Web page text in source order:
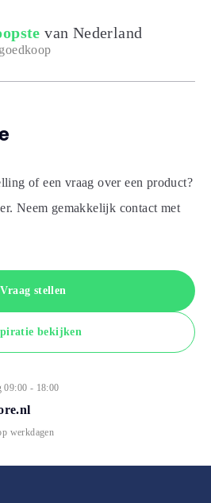
van Nederland
of een vraag over een product?
Neem gemakkelijk contact met
Vraag stellen
bekijken
09:00 - 18:00
werkdagen